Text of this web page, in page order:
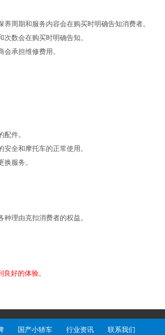
周期和服务内容会在购买时明确告知消费者。
数会在购买时明确告知。
承担维修费用。
件。
全和摩托车的正常使用。
服务。
理由克扣消费者的权益。
好的体验。
国产小轿车 行业资讯 联系我们